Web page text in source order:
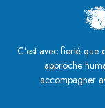
C’est avec fierté que
approche
accompagner